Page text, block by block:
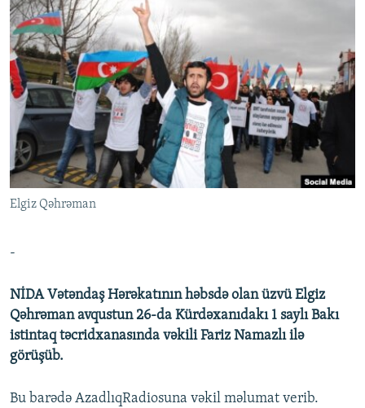
VIDEO
FOTOQALEREYA
İNFOQRAFIKA
KARIKATURA
RADIO ARXIV
OXU ZALI
AZƏRBAYCAN ƏDƏBIYYATI KITABXANASI
İSLAM VƏ DEMOKRATIYA
İZ - MƏDƏNIYYƏT PROQRAMI
HAQQIMIZDA
MISSIYAMIZ
PEŞƏ ETIKASI VƏ JURNALISTIKA STANDARTLARIMIZ
MATERIALLARIMIZDAN ISTIFADƏ
AZADLIQRADIOSU MOBIL TELEFONUNUZDA
BIZIMLƏ ƏLAQƏ
BIZI IZLƏ
RFE/RL-in bütün saytları
Elgiz Qəhrəman
-
NİDA Vətəndaş Hərəkatının həbsdə olan üzvü Elgiz
Qəhrəman avqustun 26-da Kürdəxanıdakı 1 saylı Bakı
istintaq təcridxanasında vəkili Fariz Namazlı ilə
görüşüb.
Bu barədə AzadlıqRadiosuna vəkil məlumat verib.